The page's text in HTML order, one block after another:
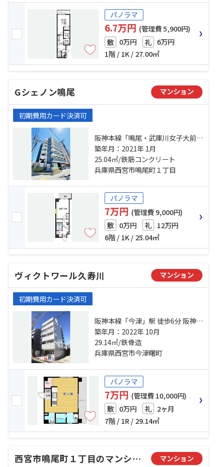
パノラマ
6.7万円 (管理費 5,900円)
敷 0万円 礼 6万円
1階 / 1K / 27.00㎡
Gシェノン鳴尾 マンション
初期費用カード決済可
阪神本線「鳴尾・武庫川女子大前」
駅 徒歩4分 阪神本線「甲子園」
駅 徒歩12分 阪神本線「武庫川」
駅 徒歩15分
築年月：2021年 1月
25.04㎡/鉄筋コンクリート
兵庫県西宮市鳴尾町１丁目
パノラマ
7万円 (管理費 9,000円)
敷 0万円 礼 12万円
6階 / 1K / 25.04㎡
ヴィクトワール久寿川 マンション
初期費用カード決済可
阪神本線「今津」駅 徒歩6分 阪神本
線「甲子園」駅 徒歩10分 阪急今津
線「今津」駅 徒歩8分
築年月：2022年 10月
29.14㎡/鉄骨造
兵庫県西宮市今津曙町
パノラマ
7万円 (管理費 10,000円)
敷 0万円 礼 2ヶ月
7階 / 1R / 29.14㎡
西宮市鳴尾町１丁目のマンション マンション